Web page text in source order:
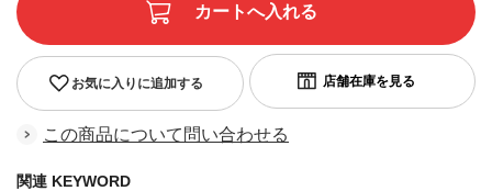
お気に入りに追加する
この商品について問い合わせる
関連 KEYWORD